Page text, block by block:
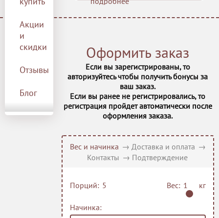
Акции
и
скидки
Отзывы
Блог
9 Островов
Шоколадный
пудрой. Вес торта 1,525 кг.
Заказ необходимо
оформлении, указанном на
Оформить заказ
Если вы зарегистрированы, то
авторизуйтесь чтобы получить бонусы за
ваш заказ.
Если вы ранее не регистрировались, то
регистрация пройдет автоматически после
оформления заказа.
Вес и начинка → Доставка и оплата →
Контакты → Подтверждение
Порций: Вес: кг
Начинка: